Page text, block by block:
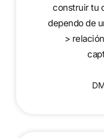
construir tu
dependo de
>